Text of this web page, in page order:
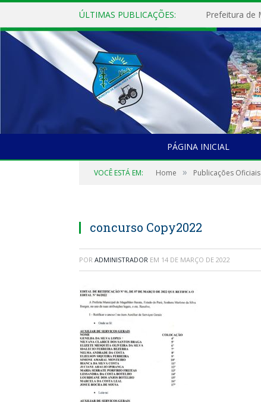
ÚLTIMAS PUBLICAÇÕES:
PÁGINA INICIAL
VOCÊ ESTÁ EM: Home » Publicações Oficiais
concurso Copy2022
POR ADMINISTRADOR EM 14 DE MARÇO DE 2022